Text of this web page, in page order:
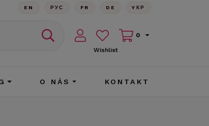
EN РУС FR DE YКР
Wishlist
0
O NÁS KONTAKT